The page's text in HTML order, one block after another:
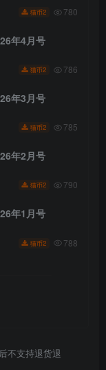
猫币2 780
年4月号
猫币2 786
年3月号
猫币2 785
年2月号
猫币2 790
年1月号
猫币2 788
不支持退货退